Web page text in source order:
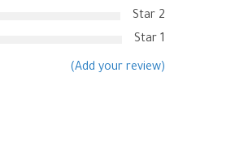
2 Star
1 Star
(Add your review)